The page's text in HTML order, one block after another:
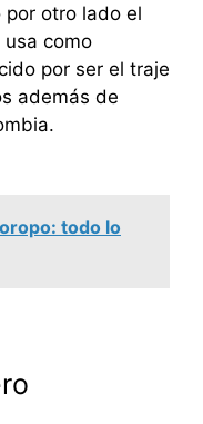
otro lado el
usa como
por ser el traje
además de
todo lo